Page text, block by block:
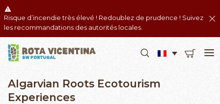
Risque d’incendie très élevé ! Redoublez de prudence ! Suivez
les recommandations des autorités locales.
Algarvian Roots Ecotourism
Experiences